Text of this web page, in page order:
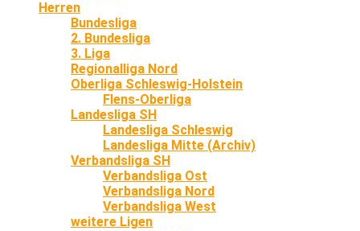
Herren
Bundesliga
2. Bundesliga
3. Liga
Regionalliga Nord
Oberliga Schleswig-Holstein
Flens-Oberliga
Landesliga SH
Landesliga Schleswig
Landesliga Mitte (Archiv)
Verbandsliga SH
Verbandsliga Ost
Verbandsliga Nord
Verbandsliga West
weitere Ligen